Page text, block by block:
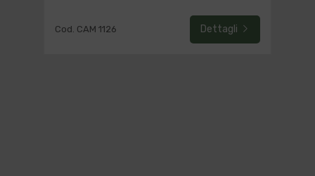
Cod. CAM 1126 Dettagli